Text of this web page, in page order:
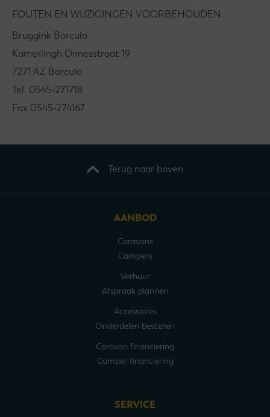
FOUTEN EN WIJZIGINGEN VOORBEHOUDEN
Bruggink Borculo
Kamerlingh Onnesstraat 19
7271 AZ Borculo
Tel. 0545-271718
Fax 0545-274167
Terug naar boven
AANBOD
Caravans
Campers
Verhuur
Afspraak plannen
Accessoires
Onderdelen bestellen
Caravan financiering
Camper financiering
SERVICE